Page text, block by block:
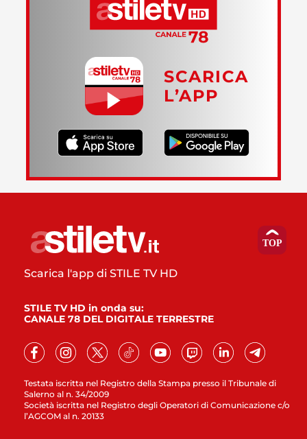
SCARICA
L’APP
Testata iscritta nel Registro della Stampa presso il Tribunale di
Salerno al n. 34/2009
Società iscritta nel Registro degli Operatori di Comunicazione c/o
l’AGCOM al n. 20133
Scarica l'app di STILE TV HD
STILE TV HD in onda su:
CANALE 78 DEL DIGITALE TERRESTRE